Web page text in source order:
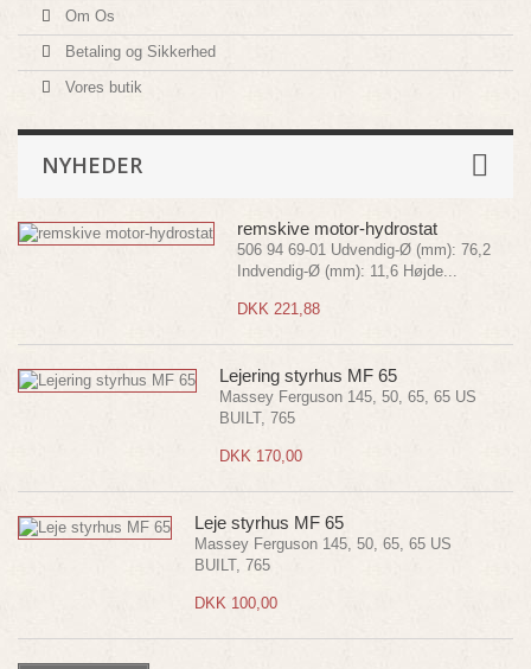
Om Os
Betaling og Sikkerhed
Vores butik
NYHEDER
remskive motor-hydrostat
506 94 69-01 Udvendig-Ø (mm): 76,2
Indvendig-Ø (mm): 11,6 Højde...
DKK 221,88
Lejering styrhus MF 65
Massey Ferguson 145, 50, 65, 65 US
BUILT, 765
DKK 170,00
Leje styrhus MF 65
Massey Ferguson 145, 50, 65, 65 US
BUILT, 765
DKK 100,00